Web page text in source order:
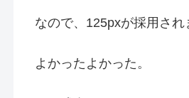
なので、125pxが採用され
よかったよかった。